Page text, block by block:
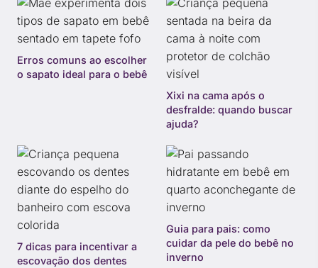
Erros comuns ao escolher
o sapato ideal para o bebê
Xixi na cama após o
desfralde: quando buscar
ajuda?
7 dicas para incentivar a
escovação dos dentes
Guia para pais: como
cuidar da pele do bebê no
inverno